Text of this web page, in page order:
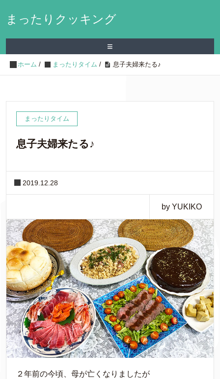
まったりクッキング
≡
ホーム / まったりタイム / 息子夫婦来たる♪
まったりタイム
息子夫婦来たる♪
2019.12.28
by YUKIKO
２年前の今頃、母が亡くなりましたが